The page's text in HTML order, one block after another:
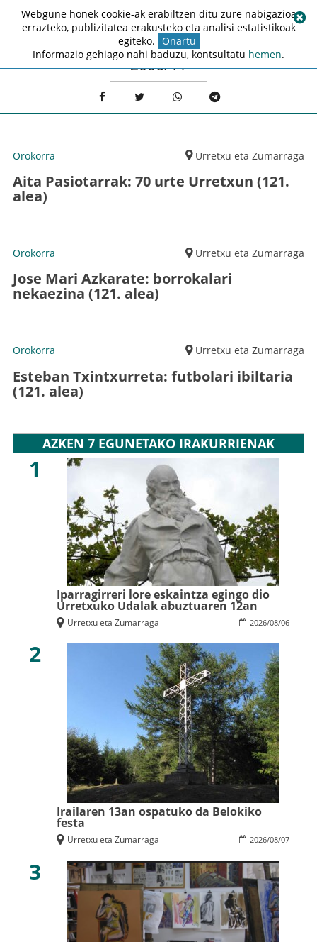
2006/11
Orokorra Urretxu eta Zumarraga
Aita Pasiotarrak: 70 urte Urretxun (121.
alea)
Orokorra Urretxu eta Zumarraga
Jose Mari Azkarate: borrokalari
nekaezina (121. alea)
Orokorra Urretxu eta Zumarraga
Esteban Txintxurreta: futbolari ibiltaria
(121. alea)
AZKEN 7 EGUNETAKO IRAKURRIENAK
1
Iparragirreri lore eskaintza egingo dio
Urretxuko Udalak abuztuaren 12an
2026/08/06
Urretxu eta Zumarraga
2
Irailaren 13an ospatuko da Belokiko
festa
2026/08/07
Urretxu eta Zumarraga
3
Webgune honek cookie-ak erabiltzen ditu zure nabigazioa
errazteko, publizitatea erakusteko eta analisi estatistikoak
egiteko. Onartu
Informazio gehiago nahi baduzu, kontsultatu hemen.